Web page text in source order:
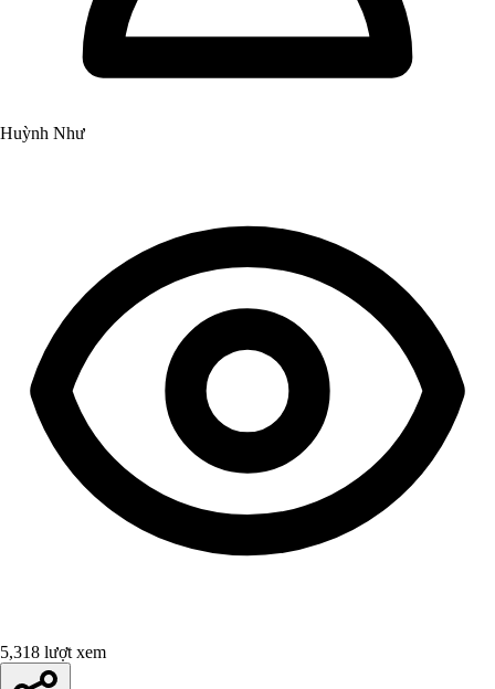
Huỳnh Như
5,318 lượt xem